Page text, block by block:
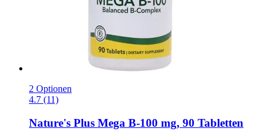
2 Optionen
4.7 (11)
Nature's Plus Mega B-​100 mg, 90 Tabletten